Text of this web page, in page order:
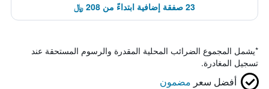
23 صفقة إضافية ابتداءً من 208 ﷼
*يشمل المجموع الضرائب المحلية المقدرة والرسوم المستحقة عند
تسجيل المغادرة.
أفضل سعر مضمون